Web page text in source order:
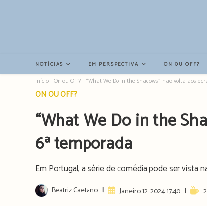
NOTÍCIAS EM PERSPECTIVA ON OU OFF?
Início-On ou Off?- “What We Do in the Shadows” não volta aos
Post
ON OU OFF?
“What We Do in the
6ª temporada
Em Portugal, a série de comédia pode ser vista
Post
author:
Beatriz Caetano
ArtigoJaneiro 12, 2024 17:40